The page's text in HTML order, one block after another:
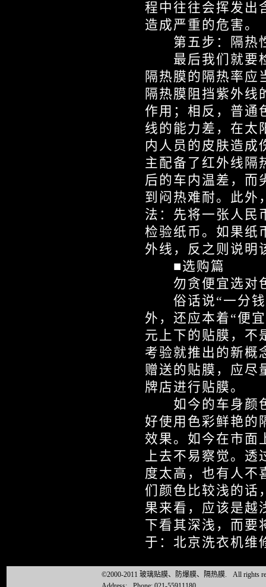
程中往往会挥发出
造成严重的危害。
第五步：隔热
最后我们就要检
隔热膜的隔热率应
隔热膜阻挡紫外线
作用；相反，普通
线的能力差，在太
内人员的皮肤造成
主配备了红外线隔
后的车内温差，而
到闷热难耐。此外
法：先将一张人民
检验纸币。如果纸
外线，反之则说明
■选购篇
勿贪便宜选对
俗话说“一分钱
外，还应本着“便
元上下的贴膜，不
考验就推出的新概
赠送的贴膜，应尽
牌店进行贴膜。
如今的车身颜色
好使用色彩鲜艳的
效果。如今在市面
上去不易察觉。
度太高，也有人不
们颜色比较浅的话
果来看，应该是越
下看其深浅，而要
于：北京洗衣机维
©2000-2011 玻璃贴膜、防爆膜、隔热膜.
All rights